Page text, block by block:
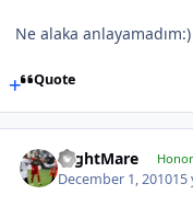
Ne alaka anlayamadım:)
Quote
NightMare
December 1, 201015